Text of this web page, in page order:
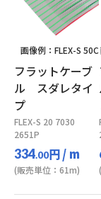
画像例：FLEX-S 50C
フラットケーブ
ル スダレタイ
プ
FLEX-S 20 7030
2651P
334.00円/ m
(販売単位：61m)